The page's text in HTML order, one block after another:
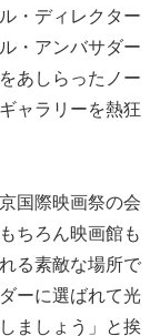
・ディレクター
・アンバサダー
あしらったノー
ャラリーを熱狂
国際映画祭の会
ちろん映画館も
る素敵な場所で
ーに選ばれて光
ましょう」と挨